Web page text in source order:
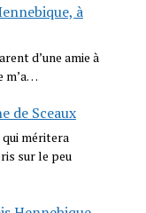
à
d’une amie à
m’a…
de Sceaux
méritera
sur le peu